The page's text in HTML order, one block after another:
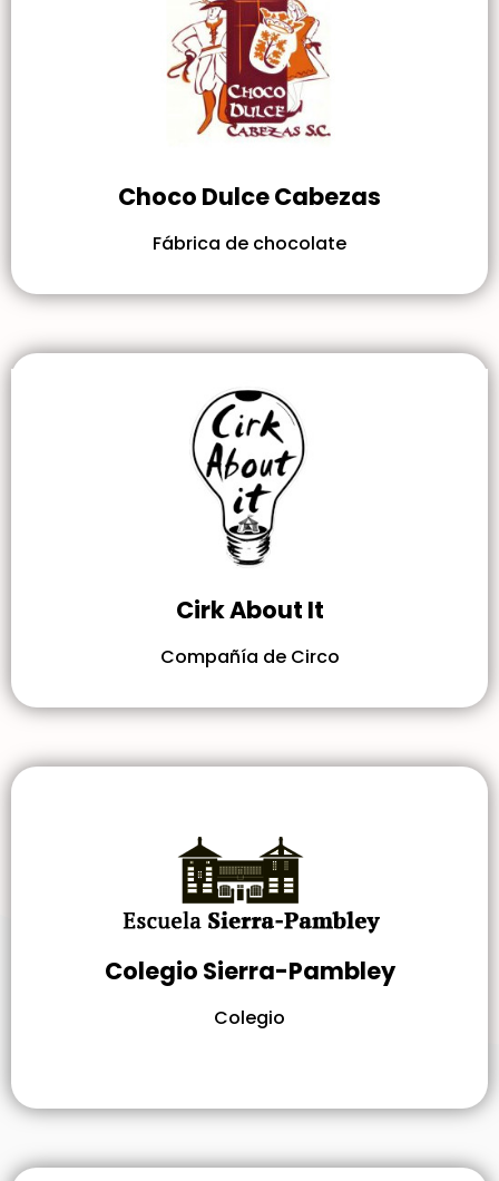
Choco Dulce Cabezas
Fábrica de chocolate
Cirk About It
Compañía de Circo
Colegio Sierra-Pambley
Colegio